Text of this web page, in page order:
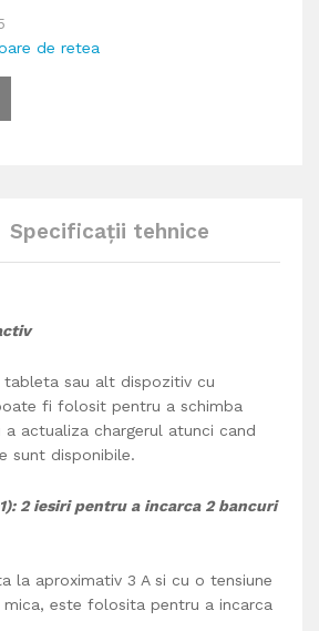
de retea
Specificații tehnice
tableta sau alt dispozitiv cu
fi folosit pentru a schimba
a actualiza chargerul atunci cand
sunt disponibile.
2 iesiri pentru a incarca 2 bancuri
la aproximativ 3 A si cu o tensiune
mica, este folosita pentru a incarca